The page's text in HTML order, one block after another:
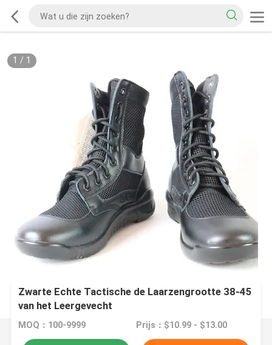
1 / 1
Zwarte Echte Tactische de Laarzengrootte 38-45
van het Leergevecht
MOQ：100-9999 Prijs：$10.99 - $13.00